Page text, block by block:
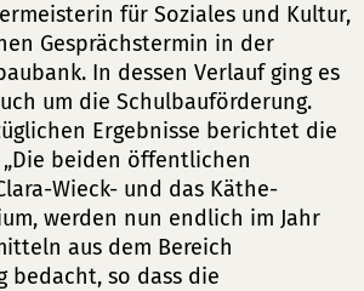
für Soziales und Kultur,
Gesprächstermin in der
In dessen Verlauf ging es
um die Schulbauförderung.
Ergebnisse berichtet die
beiden öffentlichen
Wieck- und das Käthe-
werden nun endlich im Jahr
aus dem Bereich
bedacht, so dass die